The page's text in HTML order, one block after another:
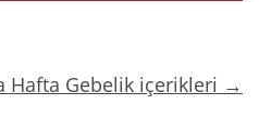
Hafta Gebelik içerikleri →